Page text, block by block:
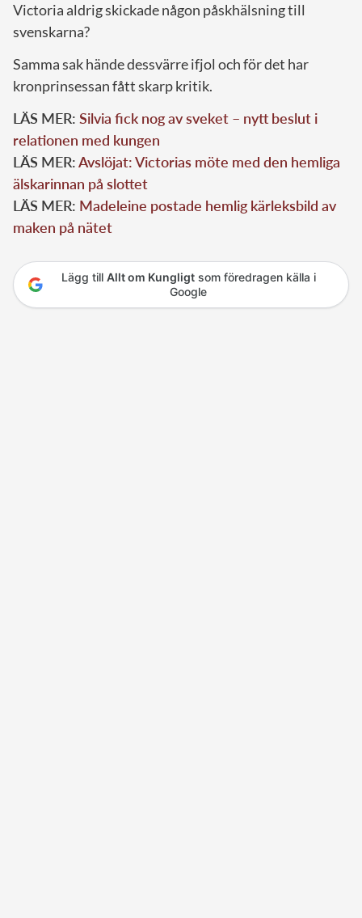
Victoria aldrig skickade någon påskhälsning till
svenskarna?
Samma sak hände dessvärre ifjol och för det har
kronprinsessan fått skarp kritik.
LÄS MER: Silvia fick nog av sveket – nytt beslut i
relationen med kungen
LÄS MER:Avslöjat: Victorias möte med den hemliga
älskarinnan på slottet
LÄS MER: Madeleine postade hemlig kärleksbild av
maken på nätet
Lägg till Allt om Kungligtsom föredragen källa i
Google